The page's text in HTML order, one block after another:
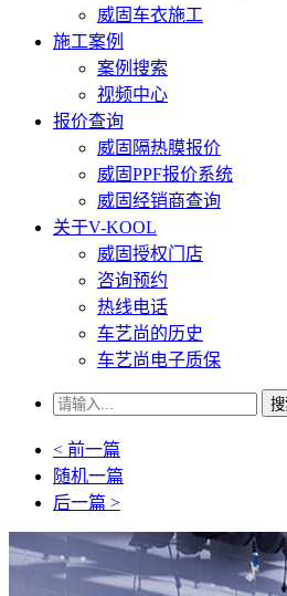
威固车衣施工
施工案例
案例搜索
视频中心
报价查询
威固隔热膜报价
威固PPF报价系统
威固经销商查询
关于V-KOOL
威固授权门店
咨询预约
热线电话
车艺尚的历史
车艺尚电子质保
< 前一篇
随机一篇
后一篇 >